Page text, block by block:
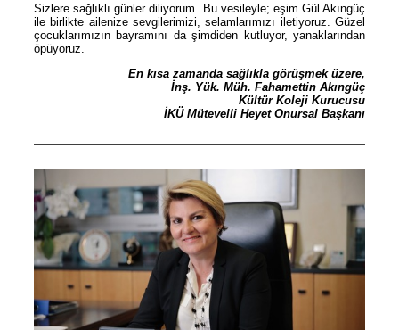
Sizlere sağlıklı günler diliyorum. Bu vesileyle; eşim Gül Akıngüç
ile birlikte ailenize sevgilerimizi, selamlarımızı iletiyoruz. Güzel
çocuklarımızın bayramını da şimdiden kutluyor, yanaklarından
öpüyoruz.
En kısa zamanda sağlıkla görüşmek üzere,
İnş. Yük. Müh. Fahamettin Akıngüç
Kültür Koleji Kurucusu
İKÜ Mütevelli Heyet Onursal Başkanı